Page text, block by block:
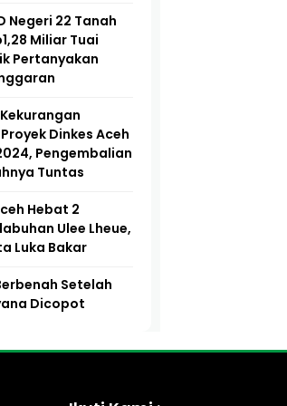
Negeri 22 Tanah
Miliar Tuai
Pertanyakan
Dinkes Aceh
Pengembalian
Tuntas
Hebat 2
Ulee Lheue,
Luka Bakar
Setelah
Dicopot